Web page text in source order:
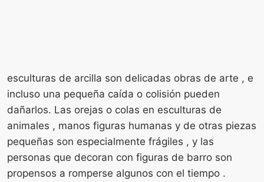
esculturas de arcilla son delicadas obras de arte , e
incluso una pequeña caída o colisión pueden
dañarlos. Las orejas o colas en esculturas de
animales , manos figuras humanas y de otras piezas
pequeñas son especialmente frágiles , y las
personas que decoran con figuras de barro son
propensos a romperse algunos con el tiempo .